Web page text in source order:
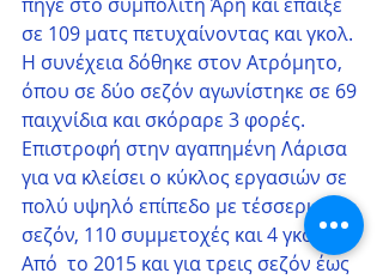
σε 109 ματς πετυχαίνοντας και γκολ.
Η συνέχεια δόθηκε στον Ατρόμητο,
όπου σε δύο σεζόν αγωνίστηκε σε 69
παιχνίδια και σκόραρε 3 φορές.
Επιστροφή στην αγαπημένη Λάρισα
για να κλείσει ο κύκλος εργασιών σε
πολύ υψηλό επίπεδο με τέσσερις
σεζόν, 110 συμμετοχές και 4 γκολ !
Από  το 2015 και για τρεις σεζόν έως